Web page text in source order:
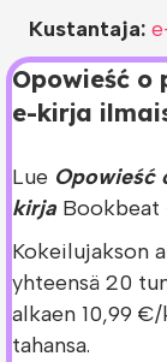
Opowieść o
e-kirja
Lue Opowieść
kirja Bookbeat
Kokeilujakson
yhteensä 20
alkaen 10,99
tahansa.
Kustantaja: